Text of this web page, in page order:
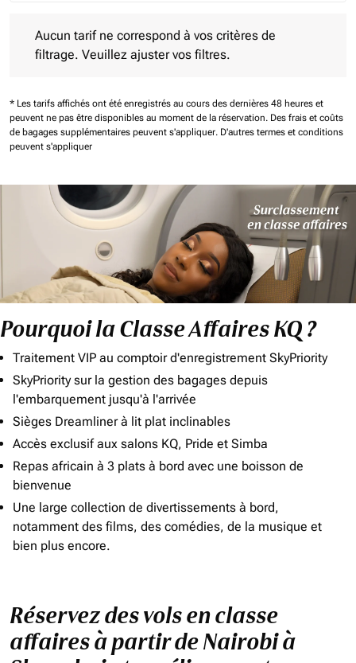
Aucun tarif ne correspond à vos critères de
filtrage. Veuillez ajuster vos filtres.
* Les tarifs affichés ont été enregistrés au cours des dernières 48 heures et
peuvent ne pas être disponibles au moment de la réservation. Des frais et coûts
de bagages supplémentaires peuvent s'appliquer. D'autres termes et conditions
peuvent s'appliquer
Pourquoi la Classe Affaires KQ ?
Traitement VIP au comptoir d'enregistrement SkyPriority
SkyPriority sur la gestion des bagages depuis
l'embarquement jusqu'à l'arrivée
Sièges Dreamliner à lit plat inclinables
Accès exclusif aux salons KQ, Pride et Simba
Repas africain à 3 plats à bord avec une boisson de
bienvenue
Une large collection de divertissements à bord,
notamment des films, des comédies, de la musique et
bien plus encore.
Réservez des vols en classe
affaires à partir de Nairobi à